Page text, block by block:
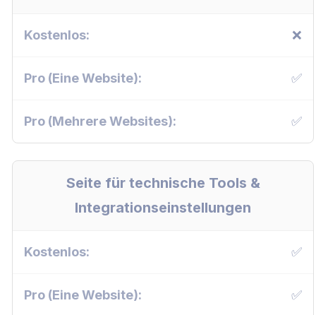
❌
✅
✅
Seite für technische Tools &
Integrationseinstellungen
✅
✅